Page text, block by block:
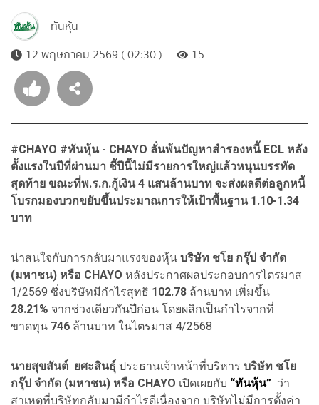
ทันหุ้น
12 พฤษภาคม 2569 ( 02:30 )
15
#CHAYO #ทันหุ้น - CHAYO ลั่นพ้นปัญหาสำรองหนี้ ECL หลัง
ตั้งแรงในปีที่ผ่านมา ชี้ปีนี้ไม่มีรายการใหญ่แล้วหนุนบรรทัด
สุดท้าย ขณะที่พ.ร.ก.กู้เงิน 4 แสนล้านบาท จะส่งผลดีต่อลูกหนี้
โบรกมองบวกขยับขึ้นประมาณการให้เป้าพื้นฐาน 1.10-1.34
บาท
น่าสนใจกับการกลับมาแรงของหุ้น บริษัท ชโย กรุ๊ป จำกัด
(มหาชน) หรือ CHAYO หลังประกาศผลประกอบการไตรมาส
1/2569 ซึ่งบริษัทมีกำไรสุทธิ 102.78 ล้านบาท เพิ่มขึ้น
28.21% จากช่วงเดียวกันปีก่อน โดยผลิกเป็นกำไรจากที่
ขาดทุน 746 ล้านบาท ในไตรมาส 4/2568
นายสุขสันต์ ยศะสินธุ์ ประธานเจ้าหน้าที่บริหาร บริษัท ชโย
กรุ๊ป จำกัด (มหาชน) หรือ CHAYO เปิดเผยกับ “ทันหุ้น” ว่า
สาเหตุที่บริษัทกลับมามีกำไรดีเนื่องจาก บริษัทไม่มีการตั้งค่า